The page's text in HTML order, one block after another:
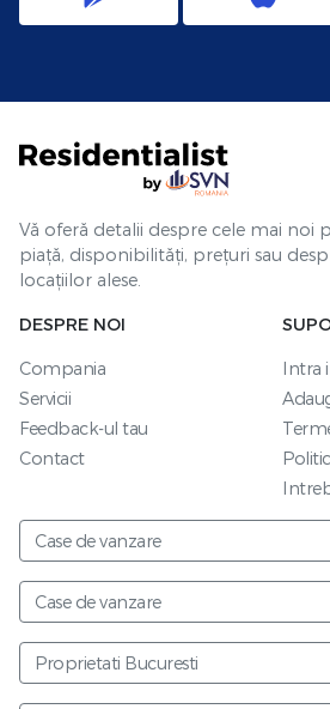
Vă oferă detalii despre cele mai noi
piață, disponibilități, prețuri sau
locațiilor alese.
DESPRE NOI
Compania
Servicii
Feedback-ul tau
Contact
Intra
Case de vanzare
Case de vanzare
Proprietati Bucuresti